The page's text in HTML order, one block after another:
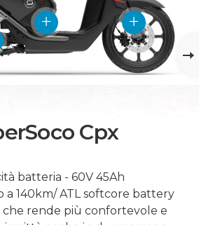
Cpx
batteria - 60V 45Ah
a 140km/ ATL softcore battery
rende più confortevole e